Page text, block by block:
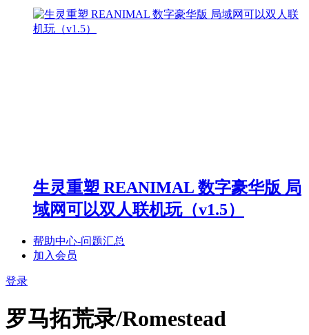
生灵重塑 REANIMAL 数字豪华版 局
域网可以双人联机玩（v1.5）
帮助中心-问题汇总
加入会员
登录
罗马拓荒录/Romestead